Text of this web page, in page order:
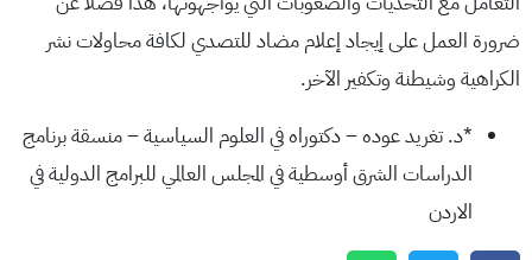
ضرورة العمل على إيجاد إعلام مضاد للتصدي لكافة محاولات نشر
الكراهية وشيطنة وتكفير الآخر.
*د. تغريد عوده – دكتوراه في العلوم السياسية – منسقة برنامج
الدراسات الشرق أوسطية في المجلس العالمي للبرامج الدولية في
الاردن